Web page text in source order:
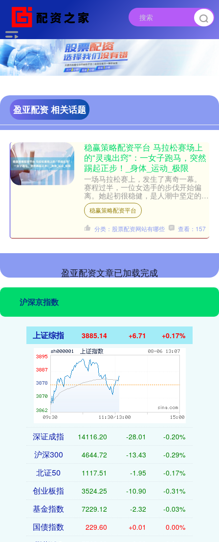
盈亚配资 相关话题
稳赢策略配资平台 马拉松赛场上
的“灵魂出窍”：一女子跑马，突然
踢起正步！_身体_运动_极限
一场马拉松赛上，发生了离奇一幕。
赛程过半，一位女选手的步伐开始偏
离。她起初很稳健，是人潮中坚定的身
影。 但突然，她像被无形的力量牵
引，一步步走出赛道，停在路旁....
稳赢策略配资平台
分类：股票配资网站有哪些 查看：157
盈亚配资文章已加载完成
沪深京指数
上证综指 3885.14 +6.71 +0.17%
深证成指 14116.20 -28.01 -0.20%
沪深300 4644.72 -13.43 -0.29%
北证50 1117.51 -1.95 -0.17%
创业板指 3524.25 -10.90 -0.31%
基金指数 7229.12 -2.32 -0.03%
国债指数 229.60 +0.01 0.00%